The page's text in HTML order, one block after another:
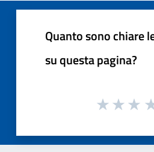
Quanto sono chiare
su questa pagina?